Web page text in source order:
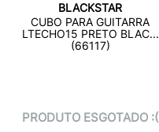
BLACKSTAR
CUBO PARA GUITARRA
LTECHO15 PRETO BLAC...
(66117)
PRODUTO ESGOTADO :(